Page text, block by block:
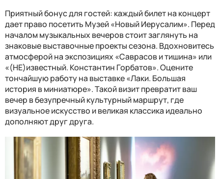
Приятный бонус для гостей: каждый билет на концерт
дает право посетить Музей «Новый Иерусалим». Перед
началом музыкальных вечеров стоит заглянуть на
знаковые выставочные проекты сезона. Вдохновитесь
атмосферой на экспозициях «Саврасов и тишина» или
«(НЕ)известный. Константин Горбатов». Оцените
тончайшую работу на выставке «Лаки. Большая
история в миниатюре». Такой визит превратит ваш
вечер в безупречный культурный маршрут, где
визуальное искусство и великая классика идеально
дополняют друг друга.